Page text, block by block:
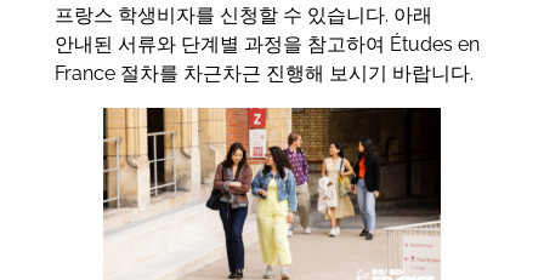
프랑스 학생비자를 신청할 수 있습니다. 아래
안내된 서류와 단계별 과정을 참고하여 Études en
France 절차를 차근차근 진행해 보시기 바랍니다.